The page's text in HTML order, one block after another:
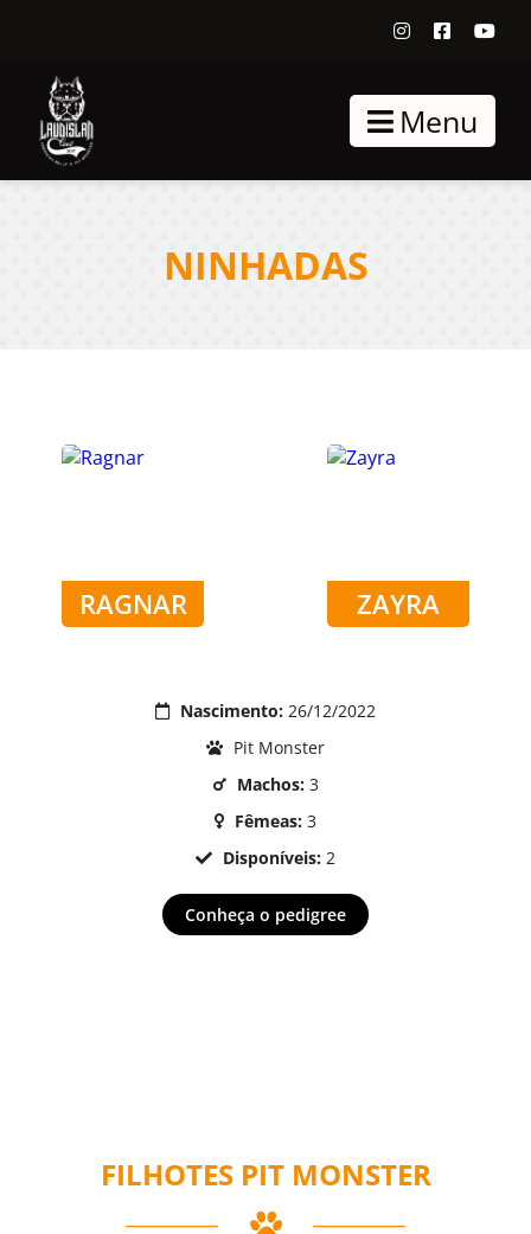
Menu
NINHADAS
RAGNAR ZAYRA
Nascimento: 26/12/2022
Pit Monster
Machos:3
Fêmeas: 3
Disponíveis: 2
Conheça o pedigree
FILHOTES PIT MONSTER